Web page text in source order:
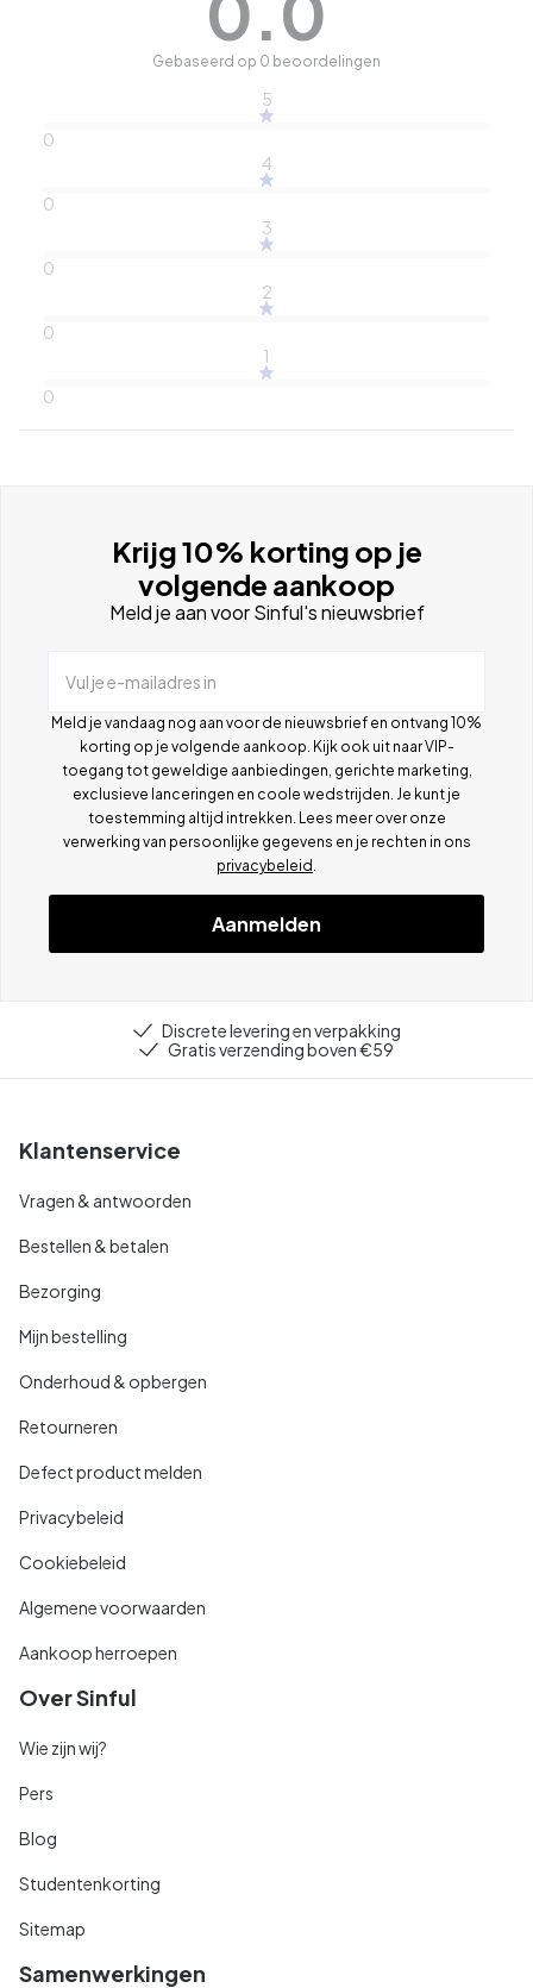
Gebaseerd op 0 beoordelingen
5
0
4
0
3
0
2
0
1
0
Krijg 10% korting op je
volgende aankoop
Meld je aan voor Sinful's nieuwsbrief
Vul je e-mailadres in
Meld je vandaag nog aan voor de nieuwsbrief en ontvang 10%
korting op je volgende aankoop. Kijk ook uit naar VIP-
toegang tot geweldige aanbiedingen, gerichte marketing,
exclusieve lanceringen en coole wedstrijden. Je kunt je
toestemming altijd intrekken. Lees meer over onze
verwerking van persoonlijke gegevens en je rechten in ons
privacybeleid
Aanmelden
Discrete levering en verpakking
Gratis verzending boven €59
Klantenservice
Vragen & antwoorden
Bestellen & betalen
Bezorging
Mijn bestelling
Onderhoud & opbergen
Retourneren
Defect product melden
Privacybeleid
Cookiebeleid
Algemene voorwaarden
Aankoop herroepen
Over Sinful
Wie zijn wij?
Pers
Blog
Studentenkorting
Sitemap
Samenwerkingen